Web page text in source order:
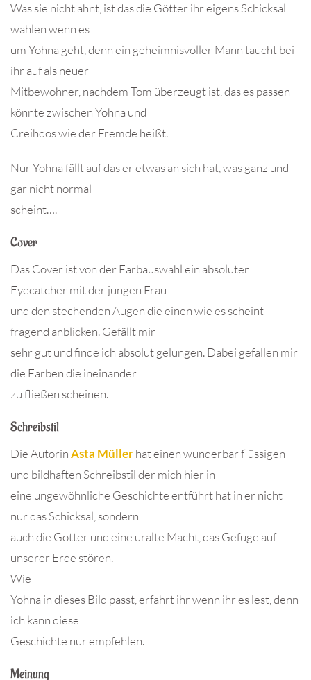
Was sie nicht ahnt, ist das die Götter ihr eigens Schicksal
wählen wenn es
um Yohna geht, denn ein geheimnisvoller Mann taucht bei
ihr auf als neuer
Mitbewohner, nachdem Tom überzeugt ist, das es passen
könnte zwischen Yohna und
Creihdos wie der Fremde heißt.
Nur Yohna fällt auf das er etwas an sich hat, was ganz und
gar nicht normal
scheint….
Cover
Das Cover ist von der Farbauswahl ein absoluter
Eyecatcher mit der jungen Frau
und den stechenden Augen die einen wie es scheint
fragend anblicken. Gefällt mir
sehr gut und finde ich absolut gelungen. Dabei gefallen mir
die Farben die ineinander
zu fließen scheinen.
Schreibstil
Die AutorinAsta Müllerhat einen wunderbar flüssigen
und bildhaften Schreibstil der mich hier in
eine ungewöhnliche Geschichte entführt hat in er nicht
nur das Schicksal, sondern
auch die Götter und eine uralte Macht, das Gefüge auf
unserer Erde stören.
Wie
Yohna in dieses Bild passt, erfahrt ihr wenn ihr es lest, denn
ich kann diese
Geschichte nur empfehlen.
Meinung